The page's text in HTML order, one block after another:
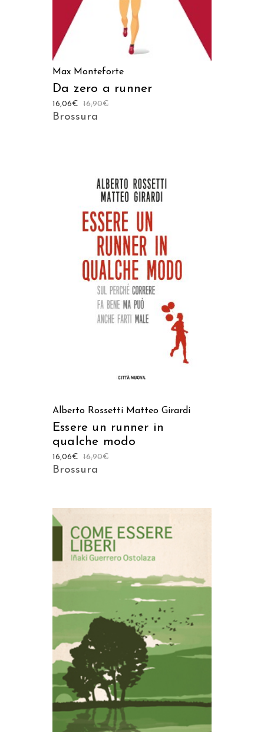
Max Monteforte
Da zero a runner
16,90€
16,06€
Brossura
AGGIUNGI AL CARRELLO
Alberto Rossetti Matteo Girardi
Essere un runner in
qualche modo
16,90€
16,06€
Brossura
AGGIUNGI AL CARRELLO